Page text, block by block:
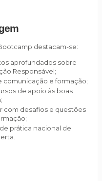
destacam-se:
aprofundados sobre
Responsável;
e formação;
de apoio às boas
com desafios e questões
prática nacional de